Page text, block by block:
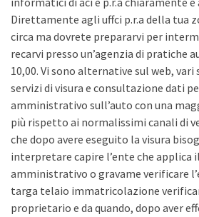
Direttamente agli uffci p.r.a della tua
circa ma dovrete prepararvi per
recarvi presso un’agenzia di pratiche
10,00. Vi sono alternative sul web,
servizi di visura e consultazione dati
amministrativo sull’auto con una
più rispetto ai normalissimi canali di
che dopo avere eseguito la visura
interpretare capire l’ente che applica
amministrativo o gravame verificare
targa telaio immatricolazione
proprietario e da quando, dopo aver